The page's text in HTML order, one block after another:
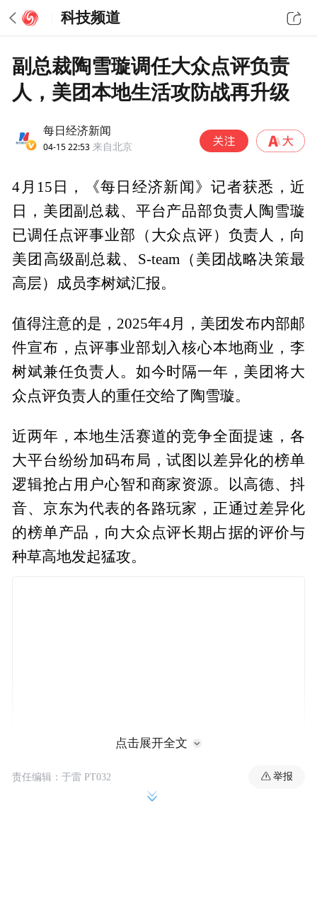
科技频道
副总裁陶雪璇调任大众点评负责
人，美团本地生活攻防战再升级
每日经济新闻
04-15 22:53 来自北京
4月15日，《每日经济新闻》记者获悉，近
日，美团副总裁、平台产品部负责人陶雪璇
已调任点评事业部（大众点评）负责人，向
美团高级副总裁、S-team（美团战略决策最
高层）成员李树斌汇报。
值得注意的是，2025年4月，美团发布内部邮
件宣布，点评事业部划入核心本地商业，李
树斌兼任负责人。如今时隔一年，美团将大
众点评负责人的重任交给了陶雪璇。
近两年，本地生活赛道的竞争全面提速，各
大平台纷纷加码布局，试图以差异化的榜单
逻辑抢占用户心智和商家资源。以高德、抖
音、京东为代表的各路玩家，正通过差异化
的榜单产品，向大众点评长期占据的评价与
种草高地发起猛攻。
作不断，坚持加码确保为用户提供“真实可参
点击展开全文
责任编辑：于雷 PT032 举报